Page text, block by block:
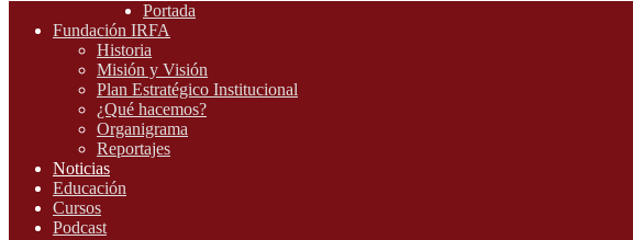
Portada
Fundación IRFA
Historia
Misión y Visión
Plan Estratégico Institucional
¿Qué hacemos?
Organigrama
Reportajes
Noticias
Educación
Cursos
Podcast